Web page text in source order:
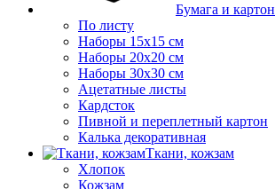
Бумага и картон
По листу
Наборы 15х15 см
Наборы 20х20 см
Наборы 30х30 см
Ацетатные листы
Кардсток
Пивной и переплетный картон
Калька декоративная
Ткани, кожзам
Хлопок
Кожзам